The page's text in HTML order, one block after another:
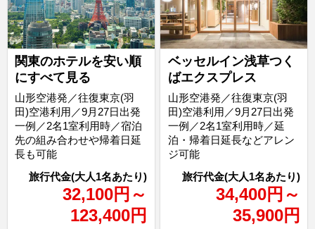
関東のホテルを安い順
にすべて見る
32,100円 ～
123,400円
山形空港発／往復東京(羽
田)空港利用／9月27日出発
一例／2名1室利用時／宿泊
先の組み合わせや帰着日延
長も可能
ベッセルイン浅草つく
ばエクスプレス
34,400円 ～
35,900円
山形空港発／往復東京(羽
田)空港利用／9月27日出発
一例／2名1室利用時／延
泊・帰着日延長などアレン
ジ可能